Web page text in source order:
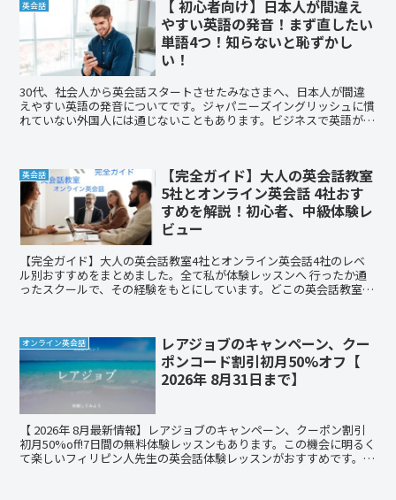
英会話
【 初心者向け】日本人が間違え
やすい英語の発音！まず直したい
単語4つ！知らないと恥ずかし
い！
30代、社会人から英会話スタートさせたみなさまへ、日本人が間違
えやすい英語の発音についてです。ジャパニーズイングリッシュに慣
れていない外国人には通じないこともあります。ビジネスで英語が必
英会話
【完全ガイド】大人の英会話教室
5社とオンライン英会話 4社おす
すめを解説！初心者、中級体験レ
ビュー
【完全ガイド】大人の英会話教室4社とオンライン英会話4社のレベ
ル別おすすめをまとめました。全て私が体験レッスンへ 行ったか通
ったスクールで、その経験をもとにしています。どこの英会話教室へ
オンライン英会話
レアジョブのキャンペーン、クー
ポンコード割引初月50%オフ【
2026年 8月31日まで】
【 2026年 8月最新情報】レアジョブのキャンペーン、クーポン割引
初月50%off!7日間の無料体験レッスンもあります。この機会に明るく
て楽しいフィリピン人先生の英会話体験レッスンがおすすめです。毎